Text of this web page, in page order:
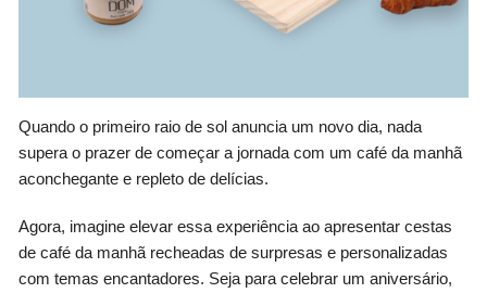
Quando o primeiro raio de sol anuncia um novo dia, nada
supera o prazer de começar a jornada com um café da manhã
aconchegante e repleto de delícias.
Agora, imagine elevar essa experiência ao apresentar cestas
de café da manhã recheadas de surpresas e personalizadas
com temas encantadores. Seja para celebrar um aniversário,